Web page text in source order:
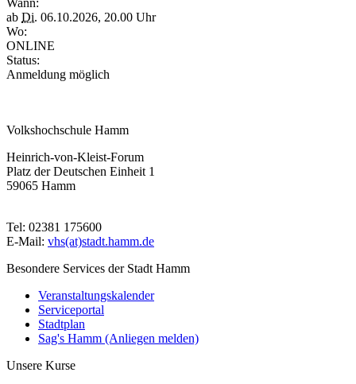
Wann:
ab Di. 06.10.2026, 20.00 Uhr
Wo:
ONLINE
Status:
Anmeldung möglich
Volkshochschule Hamm
Heinrich-von-Kleist-Forum
Platz der Deutschen Einheit 1
59065 Hamm
Tel: 02381 175600
E-Mail: vhs(at)stadt.hamm.de
Besondere Services der Stadt Hamm
Veranstaltungskalender
Serviceportal
Stadtplan
Sag's Hamm (Anliegen melden)
Unsere Kurse